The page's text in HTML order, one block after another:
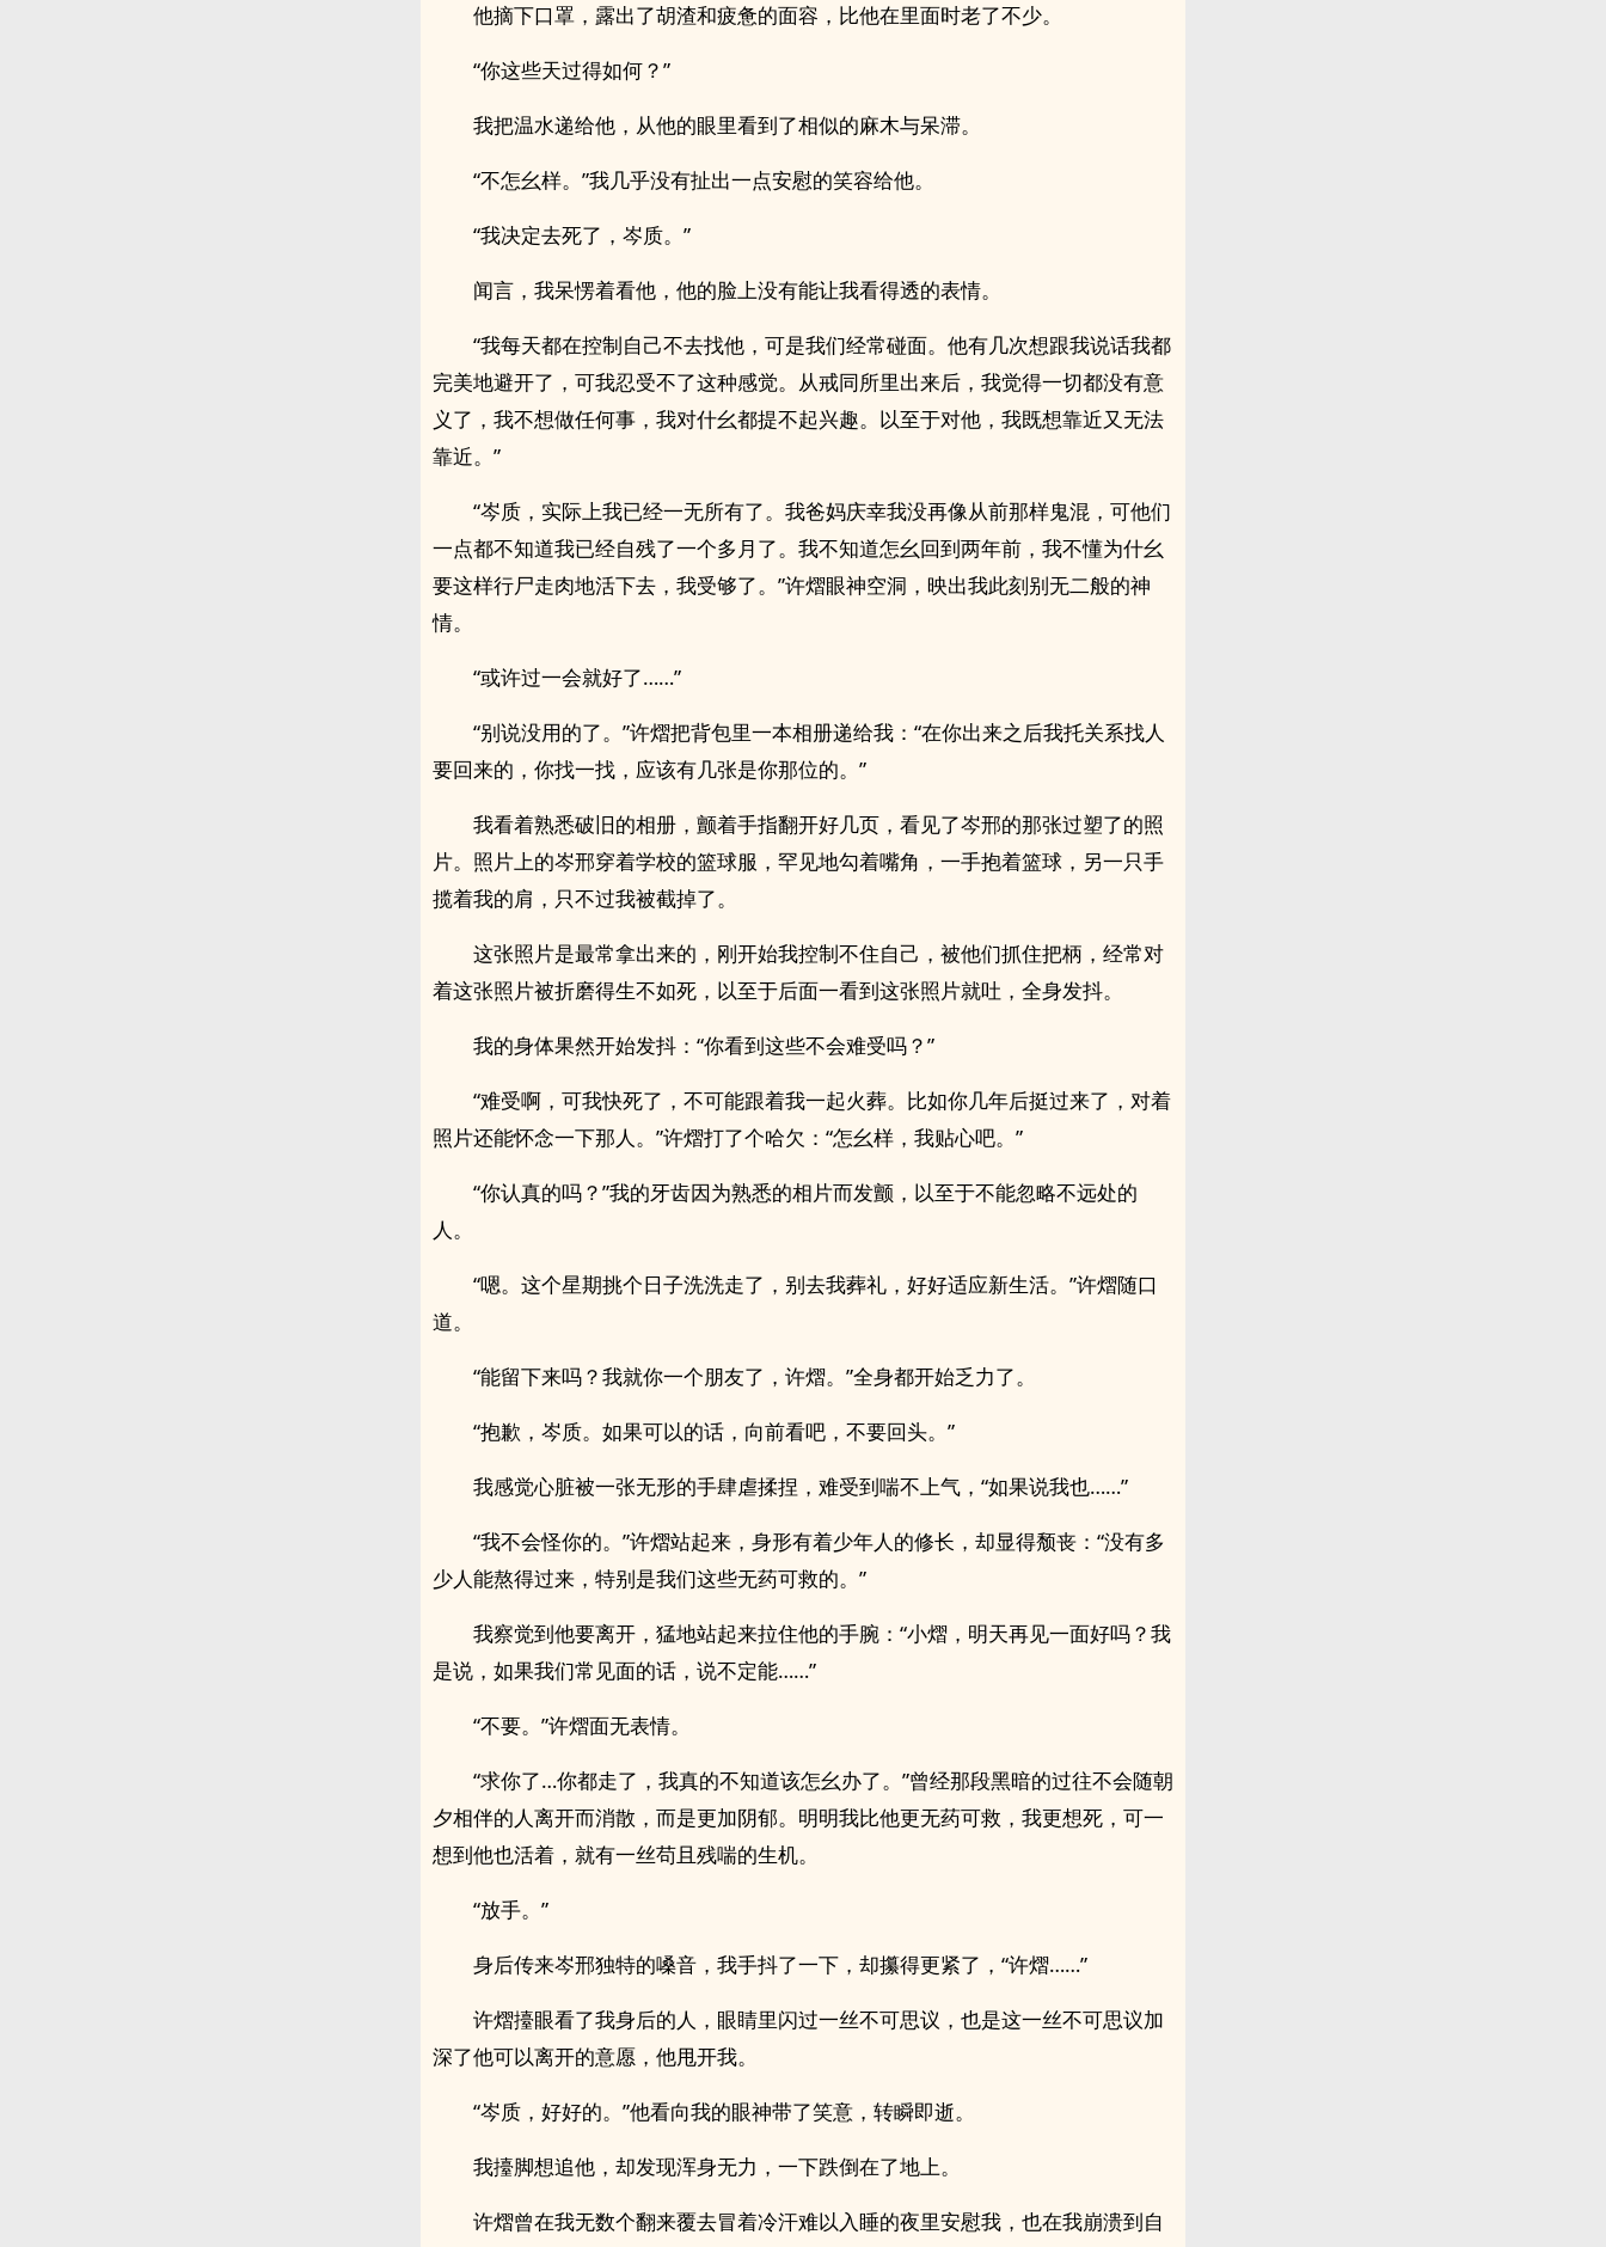
他摘下口罩，露出了胡渣和疲惫的面容，比他在里面时老了不少。
“你这些天过得如何？”
我把温水递给他，从他的眼里看到了相似的麻木与呆滞。
“不怎幺样。”我几乎没有扯出一点安慰的笑容给他。
“我决定去死了，岑质。”
闻言，我呆愣着看他，他的脸上没有能让我看得透的表情。
“我每天都在控制自己不去找他，可是我们经常碰面。他有几次想跟我说话我都
完美地避开了，可我忍受不了这种感觉。从戒同所里出来后，我觉得一切都没有意
义了，我不想做任何事，我对什幺都提不起兴趣。以至于对他，我既想靠近又无法
靠近。”
“岑质，实际上我已经一无所有了。我爸妈庆幸我没再像从前那样鬼混，可他们
一点都不知道我已经自残了一个多月了。我不知道怎幺回到两年前，我不懂为什幺
要这样行尸走肉地活下去，我受够了。”许熠眼神空洞，映出我此刻别无二般的神
情。
“或许过一会就好了……”
“别说没用的了。”许熠把背包里一本相册递给我：“在你出来之后我托关系找人
要回来的，你找一找，应该有几张是你那位的。”
我看着熟悉破旧的相册，颤着手指翻开好几页，看见了岑邢的那张过塑了的照
片。照片上的岑邢穿着学校的篮球服，罕见地勾着嘴角，一手抱着篮球，另一只手
揽着我的肩，只不过我被截掉了。
这张照片是最常拿出来的，刚开始我控制不住自己，被他们抓住把柄，经常对
着这张照片被折磨得生不如死，以至于后面一看到这张照片就吐，全身发抖。
我的身体果然开始发抖：“你看到这些不会难受吗？”
“难受啊，可我快死了，不可能跟着我一起火葬。比如你几年后挺过来了，对着
照片还能怀念一下那人。”许熠打了个哈欠：“怎幺样，我贴心吧。”
“你认真的吗？”我的牙齿因为熟悉的相片而发颤，以至于不能忽略不远处的
人。
“嗯。这个星期挑个日子洗洗走了，别去我葬礼，好好适应新生活。”许熠随口
道。
“能留下来吗？我就你一个朋友了，许熠。”全身都开始乏力了。
“抱歉，岑质。如果可以的话，向前看吧，不要回头。”
我感觉心脏被一张无形的手肆虐揉捏，难受到喘不上气，“如果说我也……”
“我不会怪你的。”许熠站起来，身形有着少年人的修长，却显得颓丧：“没有多
少人能熬得过来，特别是我们这些无药可救的。”
我察觉到他要离开，猛地站起来拉住他的手腕：“小熠，明天再见一面好吗？我
是说，如果我们常见面的话，说不定能……”
“不要。”许熠面无表情。
“求你了…你都走了，我真的不知道该怎幺办了。”曾经那段黑暗的过往不会随朝
夕相伴的人离开而消散，而是更加阴郁。明明我比他更无药可救，我更想死，可一
想到他也活着，就有一丝苟且残喘的生机。
“放手。”
身后传来岑邢独特的嗓音，我手抖了一下，却攥得更紧了，“许熠……”
许熠擡眼看了我身后的人，眼睛里闪过一丝不可思议，也是这一丝不可思议加
深了他可以离开的意愿，他甩开我。
“岑质，好好的。”他看向我的眼神带了笑意，转瞬即逝。
我擡脚想追他，却发现浑身无力，一下跌倒在了地上。
许熠曾在我无数个翻来覆去冒着冷汗难以入睡的夜里安慰我，也在我崩溃到自